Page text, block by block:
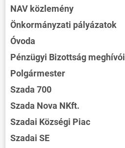
NAV közlemény
Önkormányzati pályázatok
Óvoda
Pénzügyi Bizottság meghívói
Polgármester
Szada 700
Szada Nova NKft.
Szadai Községi Piac
Szadai SE